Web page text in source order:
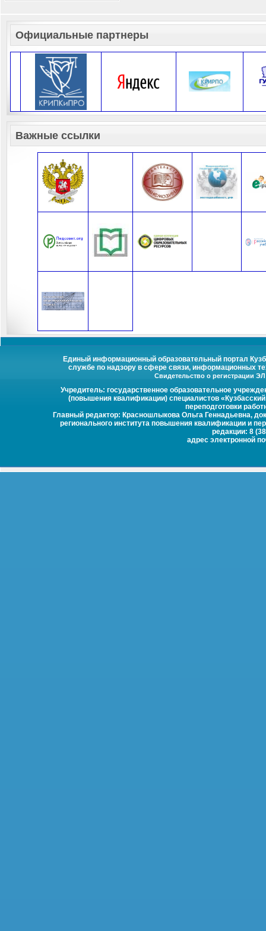
Официальные партнеры
Важные ссылки
Единый информационный образовательный портал
службе по надзору в сфере связи, информационных
Свидетельство о регистрации
Учредитель: государственное образовательное
(повышения квалификации) специалистов
переподготовки
Главный редактор: Красношлыкова Ольга Геннадьевна,
регионального института повышения квалификации и
редакции: 8
адрес электронной